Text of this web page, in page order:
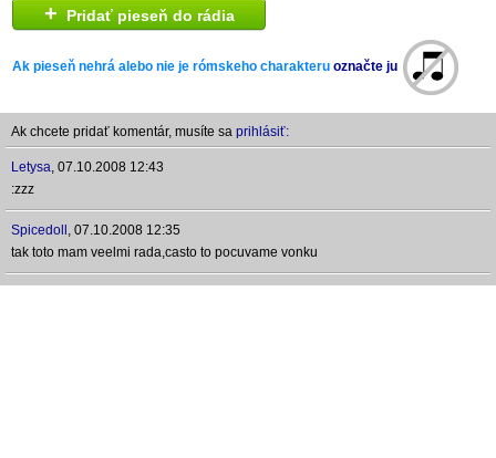
+ Pridať pieseň do rádia
Ak pieseň nehrá alebo nie je rómskeho charakteru označte ju
Ak chcete pridať komentár, musíte sa prihlásiť:
Letysa, 07.10.2008 12:43
:zzz
Spicedoll , 07.10.2008 12:35
tak toto mam veelmi rada,casto to pocuvame vonku